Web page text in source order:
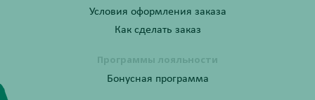
Условия оформления заказа
Как сделать заказ
Программы лояльности
Бонусная программа